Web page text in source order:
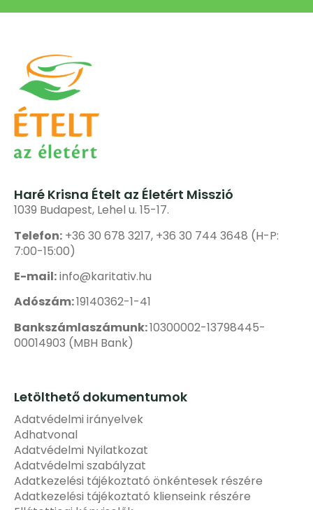
Haré Krisna Ételt az Életért Misszió
1039 Budapest, Lehel u. 15-17.
Telefon: +36 30 678 3217, +36 30 744 3648 (H-P:
7:00-15:00)
E-mail:info@karitativ.hu
Adószám:19140362-1-41
Bankszámlaszámunk:10300002-13798445-
00014903 (MBH Bank)
Letölthető dokumentumok
Adatvédelmi irányelvek
Adhatvonal
Adatvédelmi Nyilatkozat
Adatvédelmi szabályzat
Adatkezelési tájékoztató önkéntesek részére
Adatkezelési tájékoztató klienseink részére